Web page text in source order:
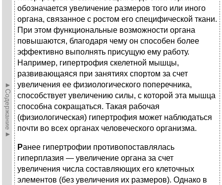
►Содержание►
обозначается увеличение размеров того или иного
органа, связанное с ростом его специфической ткани.
При этом функциональные возможности органа
повышаются, благодаря чему он способен более
эффективно выполнять присущую ему работу.
Например, гипертрофия скелетной мышцы,
развивающаяся при занятиях спортом за счет
увеличения ее физиологического поперечника,
способствует увеличению силы, с которой эта мышца
способна сокращаться. Такая рабочая
(физиологическая) гипертрофия может наблюдаться
почти во всех органах человеческого организма.
Ранее гипертрофии противопоставлялась
гиперплазия — увеличение органа за счет
увеличения числа составляющих его клеточных
элементов (без увеличения их размеров). Однако в